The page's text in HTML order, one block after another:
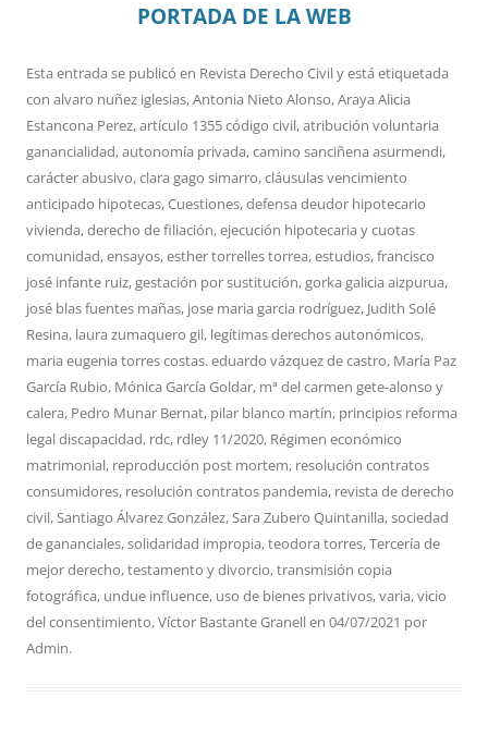
PORTADA DE LA WEB
Esta entrada se publicó en Revista Derecho Civily está etiquetada
con alvaro nuñez iglesias,Antonia Nieto Alonso,Araya Alicia
Estancona Perez,artículo 1355 código civil,atribución voluntaria
ganancialidad,autonomía privada,camino sanciñena asurmendi,
carácter abusivo,clara gago simarro,cláusulas vencimiento
anticipado hipotecas,Cuestiones,defensa deudor hipotecario
vivienda,derecho de filiación,ejecución hipotecaria y cuotas
comunidad,ensayos,esther torrelles torrea,estudios,francisco
josé infante ruiz,gestación por sustitución,gorka galicia aizpurua,
josé blas fuentes mañas, jose maria garcia rodríguez, Judith Solé
Resina, laura zumaquero gil, legítimas derechos autonómicos,
maria eugenia torres costas. eduardo vázquez de castro, María Paz
García Rubio, Mónica García Goldar, mª del carmen gete-alonso y
calera, Pedro Munar Bernat, pilar blanco martín, principios reforma
legal discapacidad, rdc, rdley 11/2020, Régimen económico
matrimonial, reproducción post mortem, resolución contratos
consumidores, resolución contratos pandemia, revista de derecho
civil,Santiago Álvarez González,Sara Zubero Quintanilla,sociedad
de gananciales,solidaridad impropia,teodora torres,Tercería de
mejor derecho,testamento y divorcio,transmisión copia
fotográfica, undue influence, uso de bienes privativos,varia,vicio
del consentimiento,Víctor Bastante Granellen 04/07/2021 por
Admin.